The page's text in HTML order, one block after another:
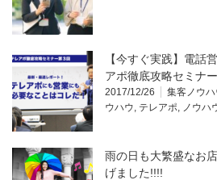
【今すぐ実践】電話
アポ徹底攻略セミナ
2017/12/26 集客ノウハ
ウハウ テレアポ ノウハ
雨の日も大繁盛なお
げました!!!!